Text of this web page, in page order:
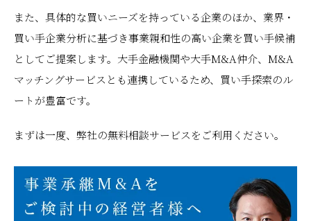
また、具体的な買いニーズを持っている企業のほか、業界・
買い手企業分析に基づき事業親和性の高い企業を買い手候補
としてご提案します。大手金融機関や大手M&A仲介、M&A
マッチングサービスとも連携しているため、買い手探索のル
ートが豊富です。
まずは一度、弊社の無料相談サービスをご利用ください。